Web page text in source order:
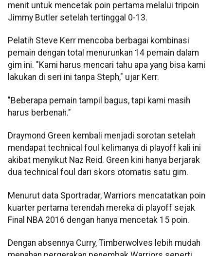
menit untuk mencetak poin pertama melalui tripoin
Jimmy Butler setelah tertinggal 0-13.
Pelatih Steve Kerr mencoba berbagai kombinasi
pemain dengan total menurunkan 14 pemain dalam
gim ini. "Kami harus mencari tahu apa yang bisa kami
lakukan di seri ini tanpa Steph," ujar Kerr.
"Beberapa pemain tampil bagus, tapi kami masih
harus berbenah."
Draymond Green kembali menjadi sorotan setelah
mendapat technical foul kelimanya di playoff kali ini
akibat menyikut Naz Reid. Green kini hanya berjarak
dua technical foul dari skors otomatis satu gim.
Menurut data Sportradar, Warriors mencatatkan poin
kuarter pertama terendah mereka di playoff sejak
Final NBA 2016 dengan hanya mencetak 15 poin.
Dengan absennya Curry, Timberwolves lebih mudah